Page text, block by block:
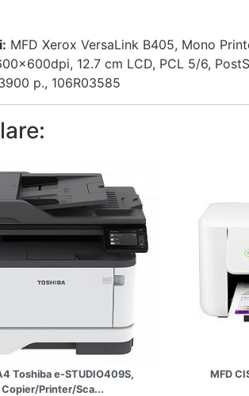
MFD Xerox VersaLink B405, Mono
12.7 cm LCD, PCL 5/6,
p., 106R03585
Toshiba e-STUDIO409S,
Copier/Printer/Sca...
MFD